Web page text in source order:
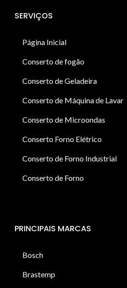
SERVIÇOS
Página Inicial
Conserto de fogão
Conserto de Geladeira
Conserto de Máquina de Lavar
Conserto de Microondas
Conserto Forno Elétrico
Conserto de Forno Industrial
Conserto de Forno
PRINCIPAIS MARCAS
Bosch
Brastemp